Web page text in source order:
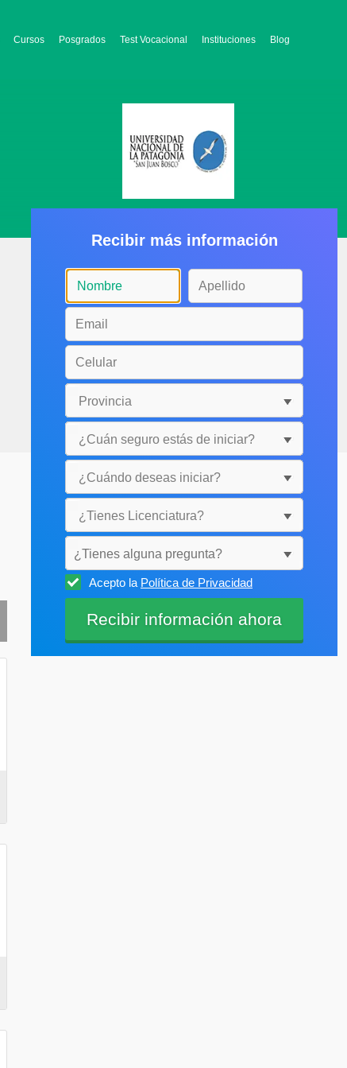
Cursos Posgrados Test Vocacional Instituciones Blog
Recibir más información
¿Tienes alguna pregunta?
Selecciónala
Acepto la Política de Privacidad